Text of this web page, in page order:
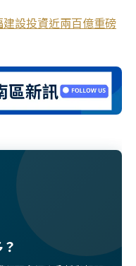
設投資近兩百億重磅